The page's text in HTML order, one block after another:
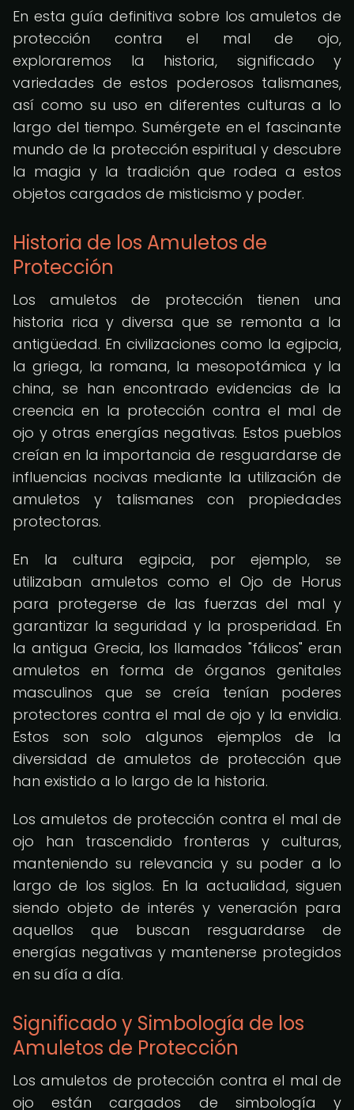
En esta guía definitiva sobre los amuletos de
protección contra el mal de ojo,
exploraremos la historia, significado y
variedades de estos poderosos talismanes,
así como su uso en diferentes culturas a lo
largo del tiempo. Sumérgete en el fascinante
mundo de la protección espiritual y descubre
la magia y la tradición que rodea a estos
objetos cargados de misticismo y poder.
Historia de los Amuletos de
Protección
Los amuletos de protección tienen una
historia rica y diversa que se remonta a la
antigüedad. En civilizaciones como la egipcia,
la griega, la romana, la mesopotámica y la
china, se han encontrado evidencias de la
creencia en la protección contra el mal de
ojo y otras energías negativas. Estos pueblos
creían en la importancia de resguardarse de
influencias nocivas mediante la utilización de
amuletos y talismanes con propiedades
protectoras.
En la cultura egipcia, por ejemplo, se
utilizaban amuletos como el Ojo de Horus
para protegerse de las fuerzas del mal y
garantizar la seguridad y la prosperidad. En
la antigua Grecia, los llamados "fálicos" eran
amuletos en forma de órganos genitales
masculinos que se creía tenían poderes
protectores contra el mal de ojo y la envidia.
Estos son solo algunos ejemplos de la
diversidad de amuletos de protección que
han existido a lo largo de la historia.
Los amuletos de protección contra el mal de
ojo han trascendido fronteras y culturas,
manteniendo su relevancia y su poder a lo
largo de los siglos. En la actualidad, siguen
siendo objeto de interés y veneración para
aquellos que buscan resguardarse de
energías negativas y mantenerse protegidos
en su día a día.
Significado y Simbología de los
Amuletos de Protección
Los amuletos de protección contra el mal de
ojo están cargados de simbología y